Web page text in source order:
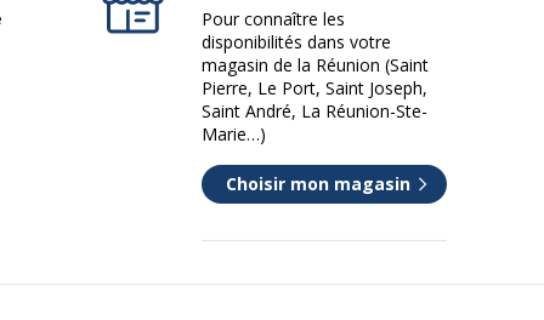
120 cm
43 cm
Pour connaître les
disponibilités dans votre
magasin de la Réunion (Saint
Pierre, Le Port, Saint Joseph,
Saint André, La Réunion-Ste-
Marie…)
Choisir mon magasin